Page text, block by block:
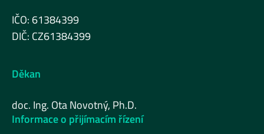
IČO: 61384399
DIČ: CZ61384399
Děkan
doc. Ing. Ota Novotný, Ph.D.
Informace o přijímacím řízení